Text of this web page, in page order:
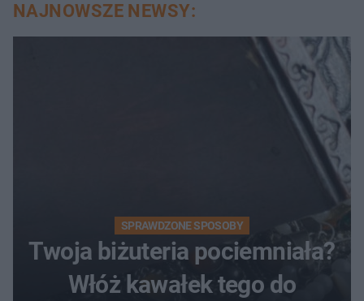
NAJNOWSZE NEWSY:
SPRAWDZONE SPOSOBY
Twoja biżuteria pociemniała?
Włóż kawałek tego do